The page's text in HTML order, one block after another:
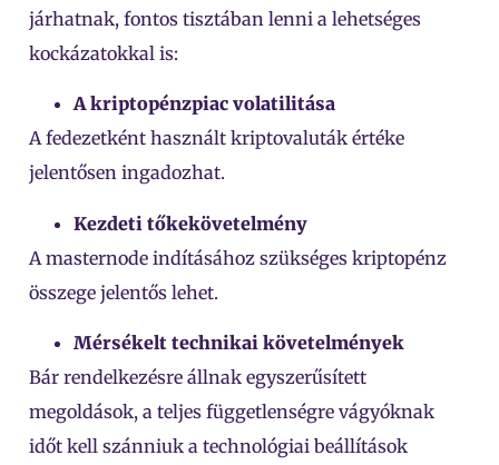
járhatnak, fontos tisztában lenni a lehetséges
kockázatokkal is:
A kriptopénzpiac volatilitása
A fedezetként használt kriptovaluták értéke
jelentősen ingadozhat.
Kezdeti tőkekövetelmény
A masternode indításához szükséges kriptopénz
összege jelentős lehet.
Mérsékelt technikai követelmények
Bár rendelkezésre állnak egyszerűsített
megoldások, a teljes függetlenségre vágyóknak
időt kell szánniuk a technológiai beállítások